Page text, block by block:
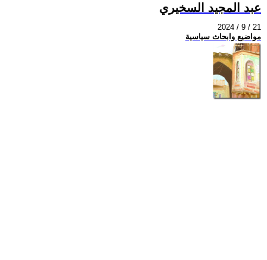
عبد المجيد السخيري
2024 / 9 / 21
مواضيع وابحاث سياسية